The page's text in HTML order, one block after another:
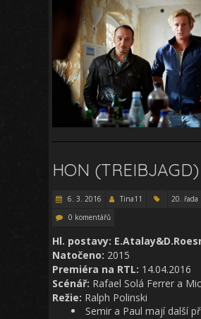
HON (TREIBJAGD)
6. 3. 2016 Tina11
20. řada
0 komentářů
Hl. postavy:
Natočeno: 2015
Premiéra na RTL: 14.04.2016
Scénář: Rafael Solá Ferrer a
Režie: Ralph Polinski
Semir a Paul mají další